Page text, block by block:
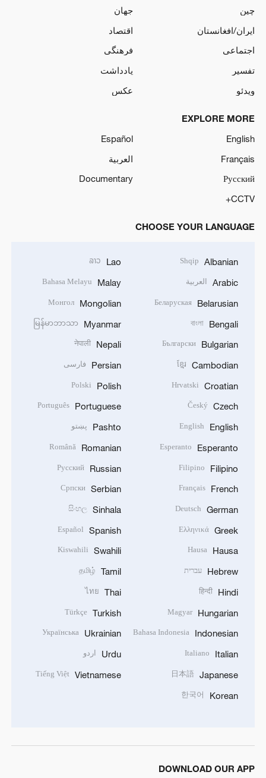
چین
جهان
ایران/افغانستان
اقتصاد
اجتماعی
فرهنگی
تفسیر
یادداشت
ویدئو
عکس
EXPLORE MORE
English
Español
Français
العربية
Русский
Documentary
CCTV+
CHOOSE YOUR LANGUAGE
Albanian
Shqip
Arabic العربية
Belarusian
Беларуская
Bengali
বাংলা
Bulgarian
Български
Cambodian
ខ្មែរ
Croatian
Hrvatski
Czech
Český
English
English
Esperanto
Esperanto
Filipino
Filipino
French
Français
German
Deutsch
Greek
Ελληνικά
Hausa
Hausa
Hebrew עברית
Hindi
हिन्दी
Hungarian
Magyar
Indonesian
Bahasa Indonesia
Italian
Italiano
Japanese
日本語
Korean
한국어
Lao
ລາວ
Malay
Bahasa Melayu
Mongolian
Монгол
Myanmar
မြန်မာဘာသာ
Nepali
नेपाली
Persian فارسی
Polish
Polski
Portuguese
Português
Pashto پښتو
Romanian
Română
Russian
Русский
Serbian
Српски
Sinhala
සිංහල
Spanish
Español
Swahili
Kiswahili
Tamil
தமிழ்
Thai
ไทย
Turkish
Türkçe
Ukrainian
Українська
Urdu اردو
Vietnamese
Tiếng Việt
DOWNLOAD OUR APP